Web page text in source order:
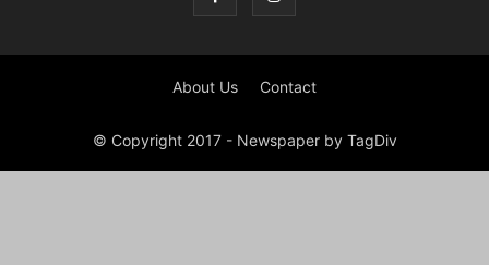
About Us Contact
© Copyright 2017 - Newspaper by TagDiv